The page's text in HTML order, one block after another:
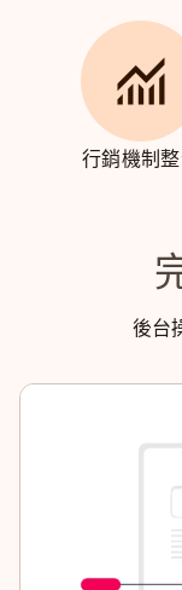
行銷機制
後台